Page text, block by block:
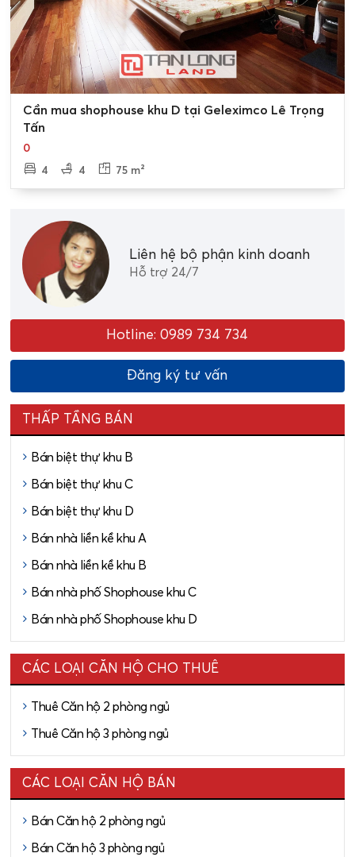
Cần mua shophouse khu D tại Geleximco Lê Trọng
Tấn
0
4
4 75 m²
Liên hệ bộ phận kinh doanh
Hỗ trợ 24/7
Hotline: 0989 734 734
Đăng ký tư vấn
THẤP TẦNG BÁN
Bán biệt thự khu B
Bán biệt thự khu C
Bán biệt thự khu D
Bán nhà liền kề khu A
Bán nhà liền kề khu B
Bán nhà phố Shophouse khu C
Bán nhà phố Shophouse khu D
CÁC LOẠI CĂN HỘ CHO THUÊ
Thuê Căn hộ 2 phòng ngủ
Thuê Căn hộ 3 phòng ngủ
CÁC LOẠI CĂN HỘ BÁN
Bán Căn hộ 2 phòng ngủ
Bán Căn hộ 3 phòng ngủ